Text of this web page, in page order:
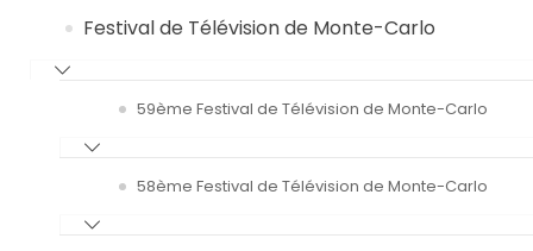
Festival de Télévision de Monte-Carlo
59ème Festival de Télévision de Monte-Carlo
58ème Festival de Télévision de Monte-Carlo